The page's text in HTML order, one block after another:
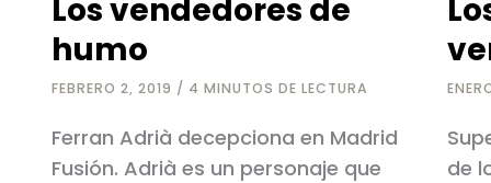
Los vendedores de
humo
FEBRERO 2, 2019 / 4 MINUTOS DE LECTURA
Ferran Adrià decepciona en Madrid
Fusión. Adrià es un personaje que
de